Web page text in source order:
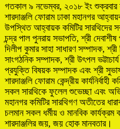
গতকাল ৯ নভেম্বর, ২০১৮ ইং শুক্রবার
শারদাঞ্জলি ফোরাম ঢাকা মহানগর
উপস্থিত আহ্বায়ক কমিটির সারথিদের
চন্দ্র পাল পুনরায় সভাপতি, শ্রী
দিলীপ কুমার সাহা সাধারণ সম্পাদক,
সাংগঠনিক সম্পাদক, শ্রী উৎপল
প্রযুক্তি বিষয়ক সম্পাদক এবং শ্রী সুভাষ
শারদাঞ্জলি ফোরাম কেন্দ্রীয়
সকল সারথিকে ফুলেল শুভেচ্ছা এবং
মহানগর কমিটির সারথিগণ অতীতের
চলমান সকল ধর্মীয় ও মানবিক
শারদাঞ্জলির জয়, জয় হোক মানবতার।